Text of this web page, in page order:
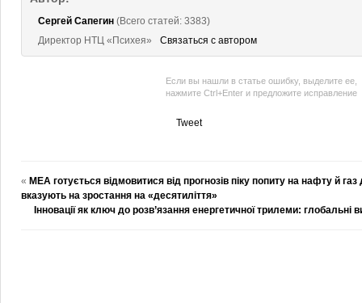
Сергей Сапегин (Всего статей: 3383)
Директор НТЦ «Психея»
Связаться с автором
Если вы нашли в статье ошибку, выделите ее,
нажмите Ctrl+Enter и предложите исправление
Tweet
« МЕА готується відмовитися від прогнозів піку попиту на нафту й
вказують на зростання на «десятиліття»
Інновації як ключ до розв’язання енергетичної трилеми: глобальні